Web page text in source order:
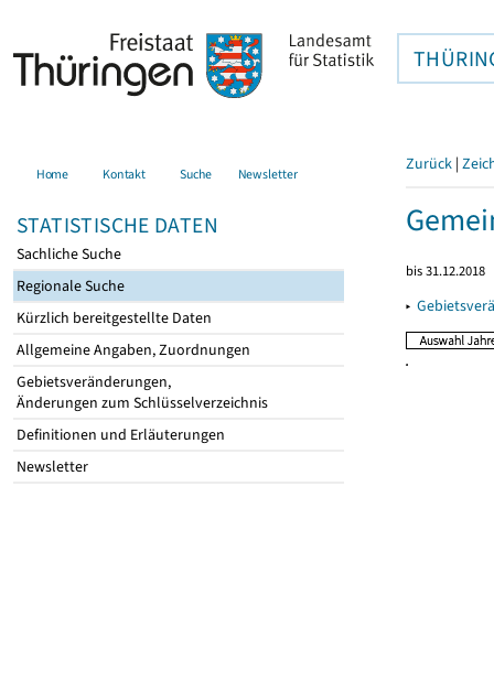
Home Kontakt Suche Newsletter
STATISTISCHE DATEN
Sachliche Suche
Regionale Suche
Kürzlich bereitgestellte Daten
Allgemeine Angaben, Zuordnungen
Gebietsveränderungen,
Änderungen zum Schlüsselverzeichnis
Definitionen und Erläuterungen
Newsletter
Zurück |
bis 31.12.2018
▸